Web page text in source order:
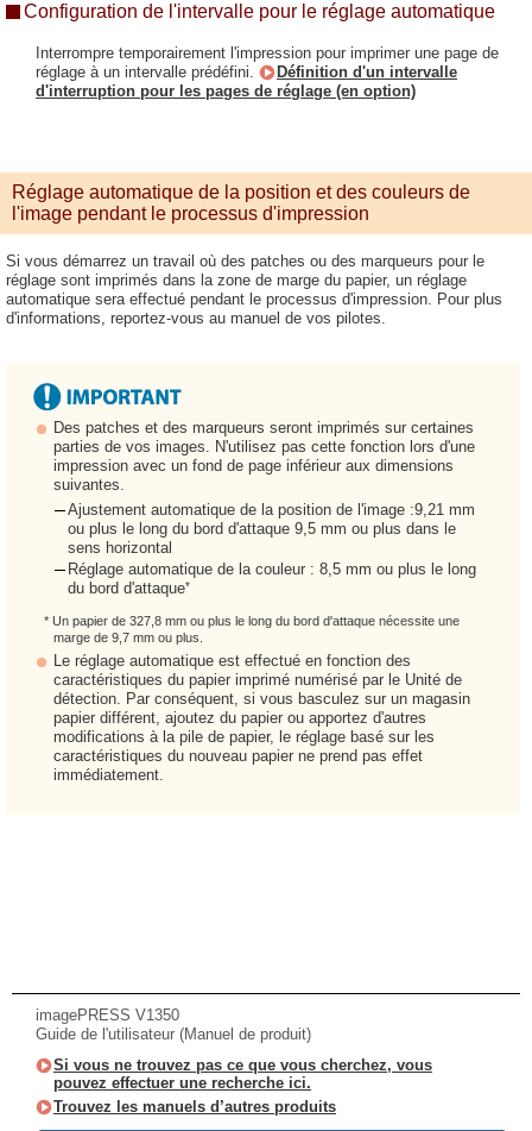
Configuration de l'intervalle pour le réglage automatique
Interrompre temporairement l'impression pour imprimer une page de
réglage à un intervalle prédéfini.
Définition d'un intervalle
d'interruption pour les pages de réglage (en option)
Réglage automatique de la position et des couleurs de
l'image pendant le processus d'impression
Si vous démarrez un travail où des patches ou des marqueurs pour le
réglage sont imprimés dans la zone de marge du papier, un réglage
automatique sera effectué pendant le processus d'impression. Pour plus
d'informations, reportez-vous au manuel de vos pilotes.
Des patches et des marqueurs seront imprimés sur certaines
parties de vos images. N'utilisez pas cette fonction lors d'une
impression avec un fond de page inférieur aux dimensions
suivantes.
Ajustement automatique de la position de l'image :9,21 mm
ou plus le long du bord d'attaque 9,5 mm ou plus dans le
sens horizontal
Réglage automatique de la couleur : 8,5 mm ou plus le long
du bord d'attaque*
* Un papier de 327,8 mm ou plus le long du bord d'attaque nécessite une
marge de 9,7 mm ou plus.
Le réglage automatique est effectué en fonction des
caractéristiques du papier imprimé numérisé par le Unité de
détection. Par conséquent, si vous basculez sur un magasin
papier différent, ajoutez du papier ou apportez d'autres
modifications à la pile de papier, le réglage basé sur les
caractéristiques du nouveau papier ne prend pas effet
immédiatement.
imagePRESS V1350
Guide de l'utilisateur (Manuel de produit)
Si vous ne trouvez pas ce que vous cherchez, vous
pouvez effectuer une recherche ici.
Trouvez les manuels d’autres produits